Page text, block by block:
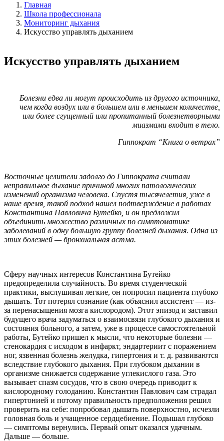
Главная
Школа профессионала
Мониторинг дыхания
Искусство управлять дыханием
Искусство управлять дыханием
Болезни едва ли могут происходить из другого источника,
чем когда воздух или в большем или в меньшем количестве,
или более сгущенный или пропитанный болезнетворными
миазмами входит в тело.
Гиппократ “Книга о ветрах”
Восточные целители задолго до Гиппократа считали
неправильное дыхание причиной многих патологических
изменений организма человека. Спустя тысячелетия, уже в
наше время, такой подход нашел подтверждение в работах
Константина Павловича Бутейко, и он предложил
объединить множество различных по симптоматике
заболеваний в одну большую группу болезней дыхания. Одна из
этих болезней — бронхиальная астма.
Сферу научных интересов Константина Бутейко
предопределила случайность. Во время студенческой
практики, выслушивая легкие, он попросил пациента глубоко
дышать. Тот потерял сознание (как объяснил ассистент — из-
за перенасыщения мозга кислородом). Этот эпизод и заставил
будущего врача задуматься о взаимосвязи глубокого дыхания и
состояния больного, а затем, уже в процессе самостоятельной
работы, Бутейко пришел к мысли, что некоторые болезни —
стенокардия с исходом в инфаркт, эндартериит с поражением
ног, язвенная болезнь желудка, гипертония и т. д. развиваются
вследствие глубокого дыхания. При глубоком дыхании в
организме снижается содержание углекислого газа. Это
вызывает спазм сосудов, что в свою очередь приводит к
кислородному голоданию. Константин Павлович сам страдал
гипертонией и потому правильность предположения решил
проверить на себе: попробовал дышать поверхностно, исчезли
головная боль и учащенное сердцебиение. Подышал глубоко
— симптомы вернулись. Первый опыт оказался удачным.
Дальше — больше.